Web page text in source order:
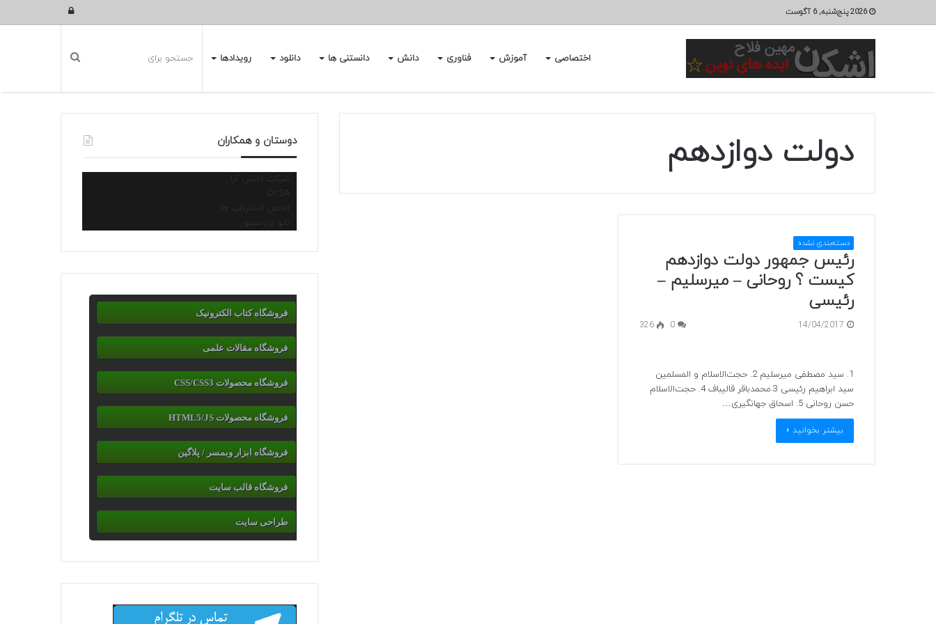
2026 پنج‌شنبه, 6 آگوست ورود
اختصاصی آموزش فناوری دانش دانستنی ها دانلود رویدادها
دولت دوازدهم
دسته‌بندی نشده
رئیس جمهور دولت دوازدهم
کیست ؟ روحانی – میرسلیم –
رئیسی
14/04/2017
0
326
1. سید مصطفی میرسلیم 2. حجت‌الاسلام و المسلمین
سید ابراهیم رئیسی 3.محمدباقر قالیباف 4. حجت‌الاسلام
حسن روحانی 5. اسحاق جهانگیری…
بیشتر بخوانید »
دوستان و همکاران
شرکت دانش آرا
انجمن استارتاپ ها
نانو پروسسور
فروشگاه کتاب الکترونیک
فروشگاه مقالات علمی
فروشگاه محصولات CSS/CSS3
فروشگاه محصولات HTML5/JS
فروشگاه ابزار وبمسر / پلاگین
فروشگاه قالب سایت
طراحی سایت